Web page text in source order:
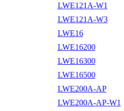
LWE121A-W1
LWE121A-W3
LWE16
LWE16200
LWE16300
LWE16500
LWE200A-AP
LWE200A-AP-W1